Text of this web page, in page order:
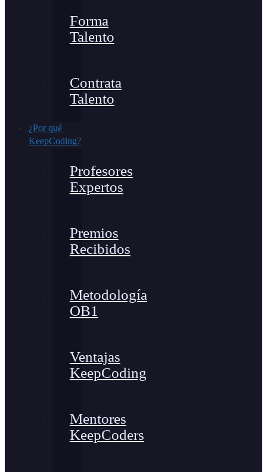
Forma
Talento
Contrata
Talento
¿Por qué
KeepCoding?
Profesores
Expertos
Premios
Recibidos
Metodología
OB1
Ventajas
KeepCoding
Mentores
KeepCoders